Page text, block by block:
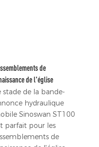
de
de l'église
stade de la bande-
hydraulique
Sinoswan ST100
parfait pour les
de